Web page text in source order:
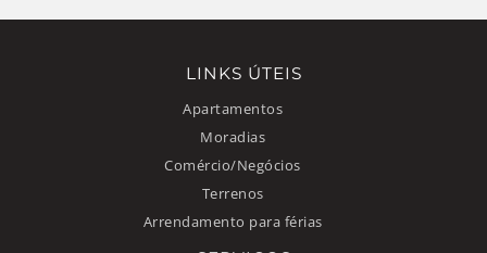
LINKS ÚTEIS
Apartamentos
Moradias
Comércio/Negócios
Terrenos
Arrendamento para férias